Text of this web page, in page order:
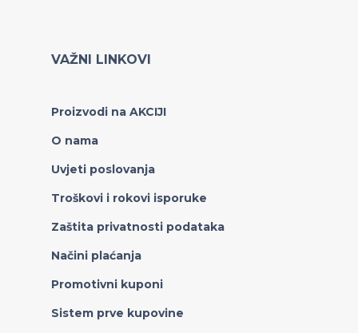
VAŽNI LINKOVI
Proizvodi na AKCIJI
O nama
Uvjeti poslovanja
Troškovi i rokovi isporuke
Zaštita privatnosti podataka
Načini plaćanja
Promotivni kuponi
Sistem prve kupovine